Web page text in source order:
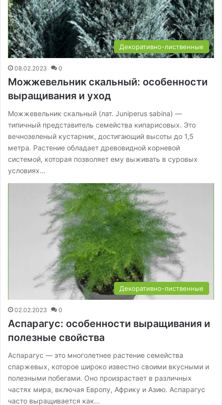
Декоративно-лиственные
08.02.2023 0
Можжевельник скальный: особенности
выращивания и уход
Можжевельник скальный (лат. Juniperus sabina) —
типичный представитель семейства кипарисовых. Это
вечнозеленый кустарник, достигающий высоты до 1,5
метра. Растение обладает древовидной корневой
системой, которая позволяет ему выживать в суровых
условиях…
Декоративно-лиственные
02.02.2023 0
Аспарагус: особенности выращивания и
полезные свойства
Аспарагус — это многолетнее растение семейства
спаржевых, которое широко известно своими вкусными и
полезными побегами. Оно произрастает в различных
частях мира, включая Европу, Африку и Азию. Аспарагус
часто выращивается как…